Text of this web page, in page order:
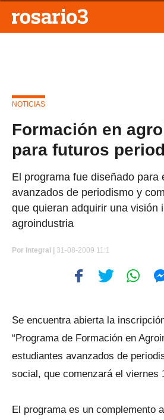
NOTICIAS
Formación en
para futuros
El programa fue diseñado para
avanzados de periodismo y
que quieran adquirir una visión
agroindustria
Por Integral | 31-08-2009 11:1
Se encuentra abierta la
“Programa de Formación en
estudiantes avanzados de
social, que comenzará el viernes
El programa es un complemento